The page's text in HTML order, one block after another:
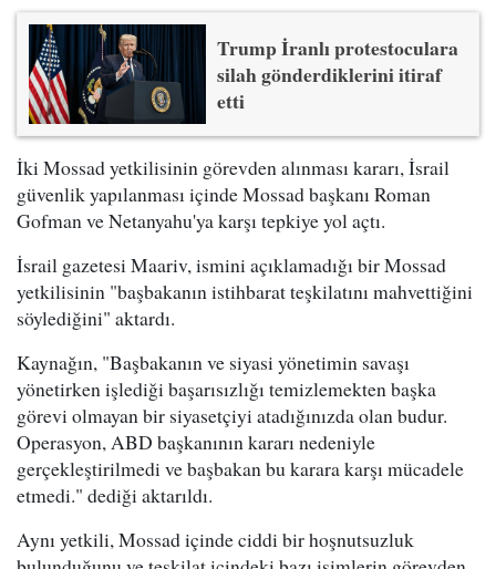
Trump İranlı protestoculara
silah gönderdiklerini itiraf
etti
İki Mossad yetkilisinin görevden alınması kararı, İsrail
güvenlik yapılanması içinde Mossad başkanı Roman
Gofman ve Netanyahu'ya karşı tepkiye yol açtı.
İsrail gazetesi Maariv, ismini açıklamadığı bir Mossad
yetkilisinin "başbakanın istihbarat teşkilatını mahvettiğini
söylediğini" aktardı.
Kaynağın, "Başbakanın ve siyasi yönetimin savaşı
yönetirken işlediği başarısızlığı temizlemekten başka
görevi olmayan bir siyasetçiyi atadığınızda olan budur.
Operasyon, ABD başkanının kararı nedeniyle
gerçekleştirilmedi ve başbakan bu karara karşı mücadele
etmedi." dediği aktarıldı.
Aynı yetkili, Mossad içinde ciddi bir hoşnutsuzluk